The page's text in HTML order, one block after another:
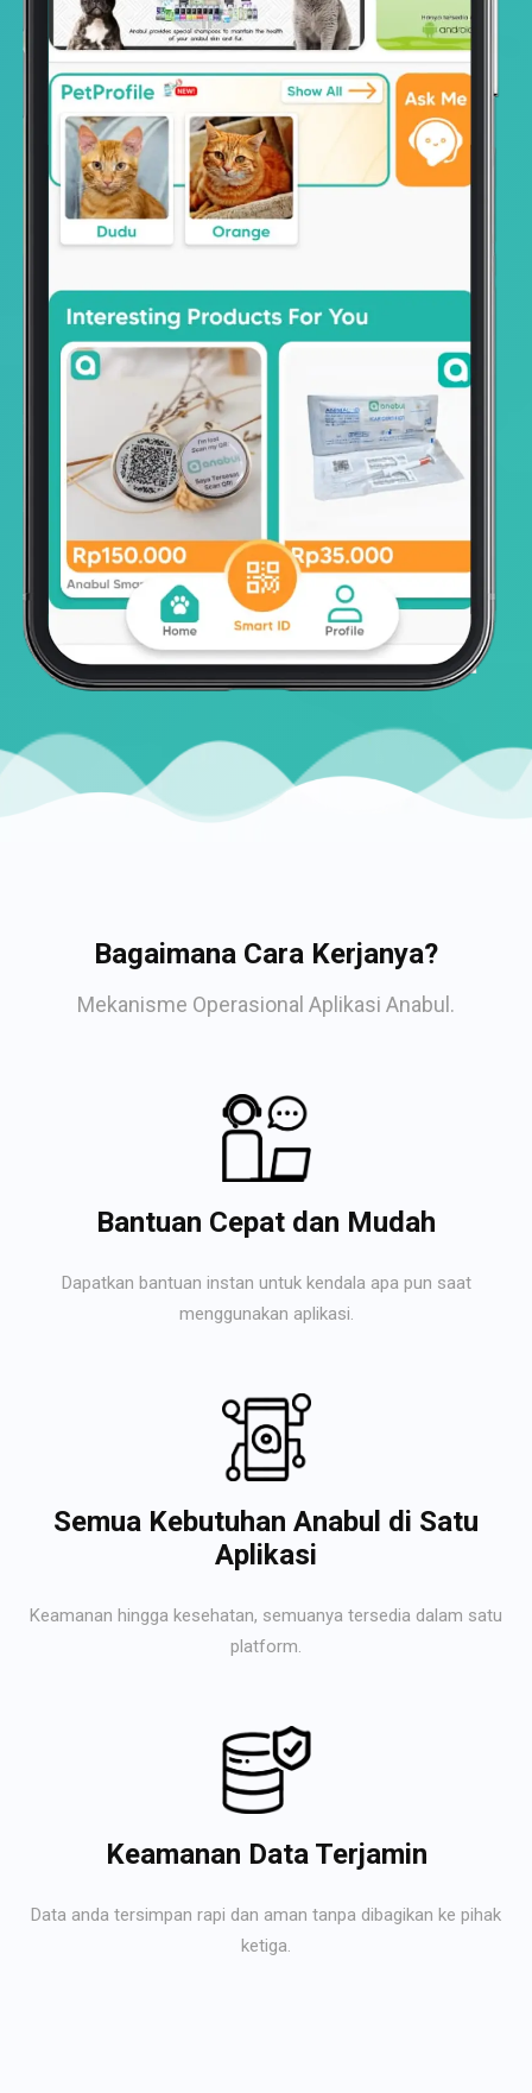
Bagaimana Cara Kerjanya?
Mekanisme Operasional Aplikasi Anabul.
Bantuan Cepat dan Mudah
Dapatkan bantuan instan untuk kendala apa pun saat
menggunakan aplikasi.
Semua Kebutuhan Anabul di Satu
Aplikasi
Keamanan hingga kesehatan, semuanya tersedia dalam satu
platform.
Keamanan Data Terjamin
Data anda tersimpan rapi dan aman tanpa dibagikan ke pihak
ketiga.